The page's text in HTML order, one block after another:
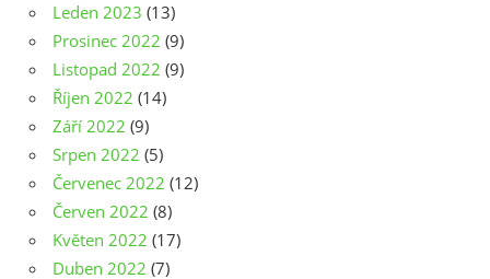
Leden 2023 (13)
Prosinec 2022 (9)
Listopad 2022 (9)
Říjen 2022 (14)
Září 2022 (9)
Srpen 2022 (5)
Červenec 2022 (12)
Červen 2022 (8)
Květen 2022 (17)
Duben 2022 (7)